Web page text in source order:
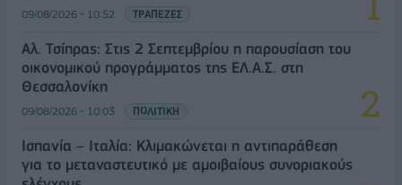
09/08/2026 - 10:52 ΤΡΑΠΕΖΕΣ
Αλ. Τσίπρας: Στις 2 Σεπτεμβρίου η παρουσίαση του
οικονομικού προγράμματος της ΕΛ.Α.Σ. στη
Θεσσαλονίκη
09/08/2026 - 10:03 ΠΟΛΙΤΙΚΗ
Ισπανία – Ιταλία: Κλιμακώνεται η αντιπαράθεση
για το μεταναστευτικό με αμοιβαίους συνοριακούς